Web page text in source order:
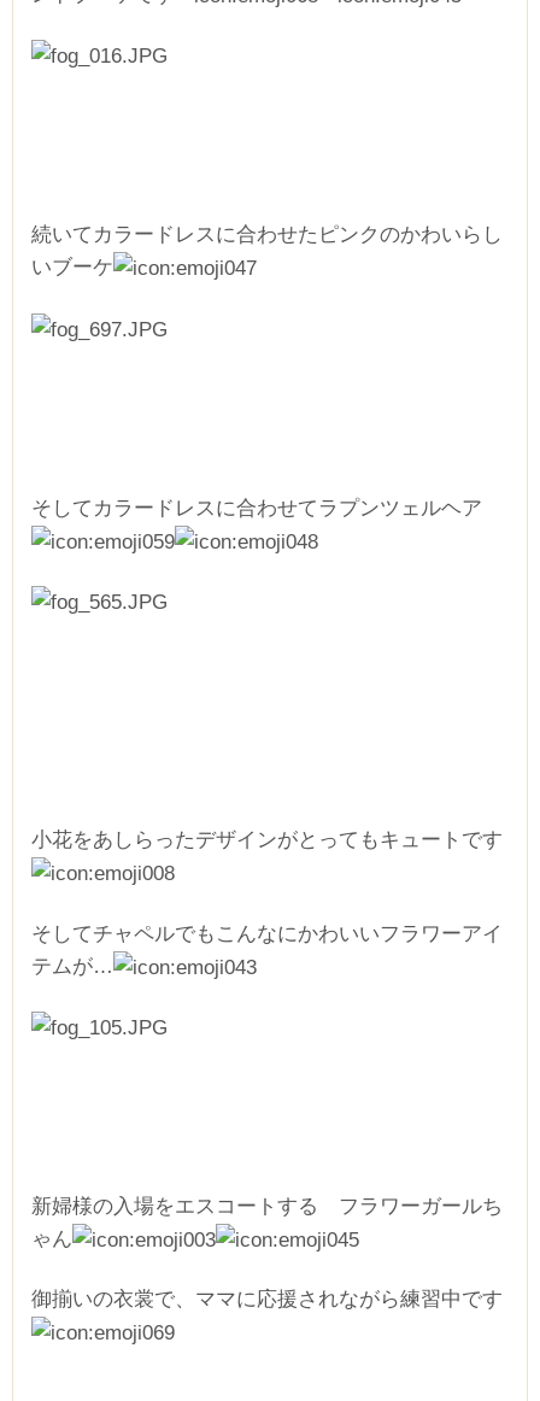
続いてカラードレスに合わせたピンクのかわいらし
いブーケ
そしてカラードレスに合わせてラプンツェルヘア
小花をあしらったデザインがとってもキュートです
そしてチャペルでもこんなにかわいいフラワーアイ
テムが…
新婦様の入場をエスコートする フラワーガールち
ゃん
御揃いの衣裳で、ママに応援されながら練習中です